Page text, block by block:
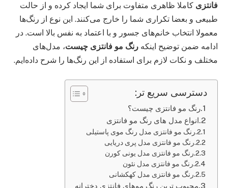
فانتزی کاملا ظاهری متفاوت برای شما ایجاد کرده و از حالت
طبیعی و بعضا تکراری شما را خارج می‌کنند. این نوع از رنگ‌ها
معمولا انتخاب خانم‌های جسور و با اعتماد به نفس بالا است. در
ادامه ضمن توضیح اینکه رنگ مو فانتزی چیست، مدل‌های
مختلف و نکات لازم برای استفاده از این رنگ‌ها را شرح داده‌ایم.
دسترسی سریع تر:
رنگ مو فانتزی چیست؟
انواع مدل های رنگ مو فانتزی
رنگ مو فانتزی مدل رنگ موی پاستیلی
رنگ مو فانتزی مدل پری دریایی
رنگ مو فانتزی مدل یونی کورن
رنگ مو فانتزی مدل نئون
رنگ مو فانتزی مدل کهکشانی
محبوب ترین رنگ موهای فانتزی دخترانه